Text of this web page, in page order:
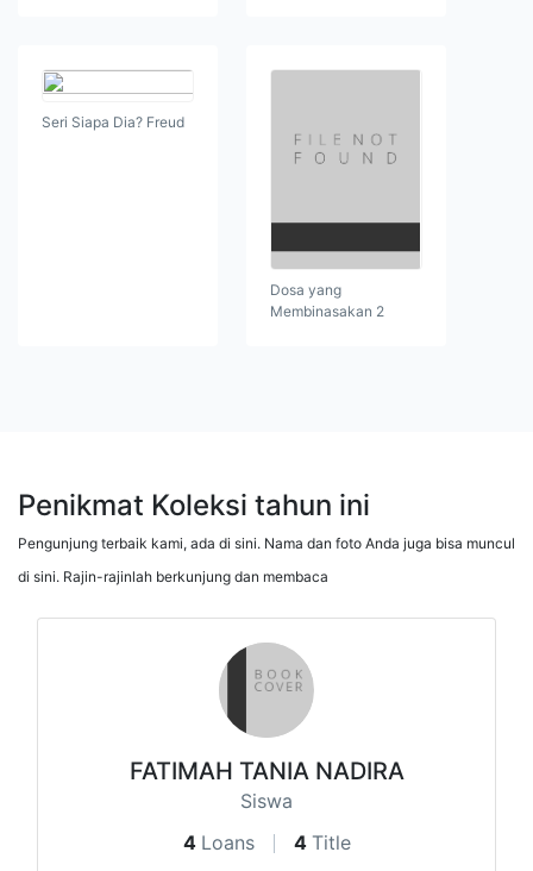
Seri Siapa Dia? Freud
Dosa yang
Membinasakan 2
Penikmat Koleksi tahun ini
Pengunjung terbaik kami, ada di sini. Nama dan foto Anda juga bisa muncul
di sini. Rajin-rajinlah berkunjung dan membaca
FATIMAH TANIA NADIRA
Siswa
4 Loans 4 Title